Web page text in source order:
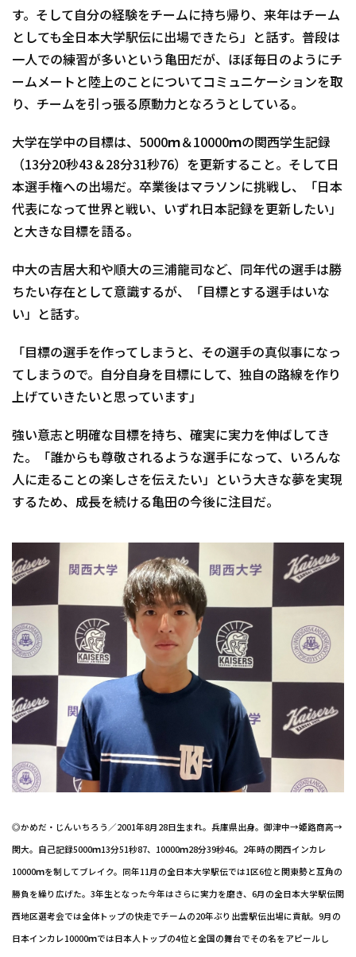
す。そして自分の経験をチームに持ち帰り、来年はチーム
としても全日本大学駅伝に出場できたら」と話す。普段は
一人での練習が多いという亀田だが、ほぼ毎日のようにチ
ームメートと陸上のことについてコミュニケーションを取
り、チームを引っ張る原動力となろうとしている。
大学在学中の目標は、5000ｍ＆10000ｍの関西学生記録
（13分20秒43＆28分31秒76）を更新すること。そして日
本選手権への出場だ。卒業後はマラソンに挑戦し、「日本
代表になって世界と戦い、いずれ日本記録を更新したい」
と大きな目標を語る。
中大の吉居大和や順大の三浦龍司など、同年代の選手は勝
ちたい存在として意識するが、「目標とする選手はいな
い」と話す。
「目標の選手を作ってしまうと、その選手の真似事になっ
てしまうので。自分自身を目標にして、独自の路線を作り
上げていきたいと思っています」
強い意志と明確な目標を持ち、確実に実力を伸ばしてき
た。「誰からも尊敬されるような選手になって、いろんな
人に走ることの楽しさを伝えたい」という大きな夢を実現
するため、成長を続ける亀田の今後に注目だ。
◎かめだ・じんいちろう／2001年8月28日生まれ。兵庫県出身。御津中→姫路商高→
関大。自己記録5000ｍ13分51秒87、10000ｍ28分39秒46。2年時の関西インカレ
10000ｍを制してブレイク。同年11月の全日本大学駅伝では1区6位と関東勢と互角の
勝負を繰り広げた。3年生となった今年はさらに実力を磨き、6月の全日本大学駅伝関
西地区選考会では全体トップの快走でチームの20年ぶり出雲駅伝出場に貢献。9月の
日本インカレ10000ｍでは日本人トップの4位と全国の舞台でその名をアピールし